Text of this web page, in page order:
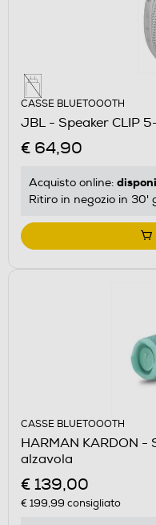
CASSE BLUETOOOTH
JBL - Speaker CLIP
€ 64,90
Acquisto online:
Ritiro in negozio in 30'
CASSE BLUETOOOTH
HARMAN KARDON -
alzavola
€ 139,00
€ 199,99 consigliato